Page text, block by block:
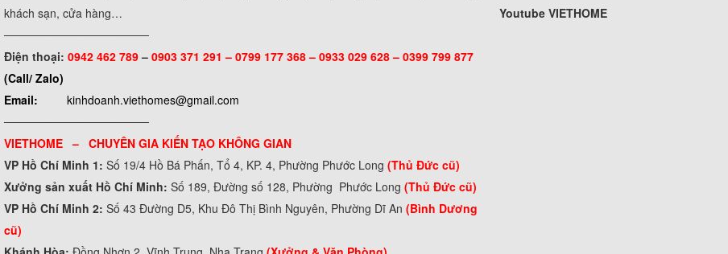
khách sạn, cửa hàng…
──────────────────
Điện thoại:0942 462 789–0903 371 291 –0799 177 368 – 0933 029 628 – 0399 799 877
(Call/ Zalo)
Email:
kinhdoanh.viethomes@gmail.com
──────────────────
VIETHOME – CHUYÊN GIA KIẾN TẠO KHÔNG GIAN
VP Hồ Chí Minh 1: Số 19/4 Hồ Bá Phấn, Tổ 4, KP. 4, Phường Phước Long(Thủ Đức cũ)
Xưởng sản xuất Hồ Chí Minh: Số 189, Đường số 128, Phường Phước Long(Thủ Đức cũ)
VP Hồ Chí Minh 2: Số 43 Đường D5, Khu Đô Thị Bình Nguyên, Phường Dĩ An (Bình Dương
cũ)
Youtube VIETHOME